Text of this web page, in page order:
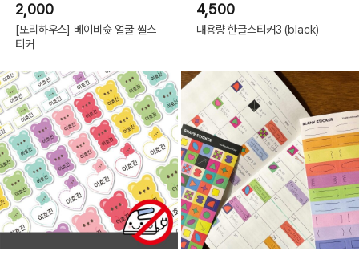
2,000
[또리하우스] 베이비슛 얼굴 씰스
티커
4,500
대용량 한글스티커3 (black)